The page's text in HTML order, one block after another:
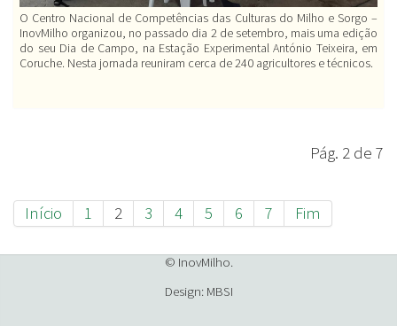
O Centro Nacional de Competências das Culturas do Milho e Sorgo –
InovMilho organizou, no passado dia 2 de setembro, mais uma edição
do seu Dia de Campo, na Estação Experimental António Teixeira, em
Coruche. Nesta jornada reuniram cerca de 240 agricultores e técnicos.
Pág. 2 de 7
Início 1 2 3 4 5 6 7 Fim
© InovMilho.
Design: MBSI